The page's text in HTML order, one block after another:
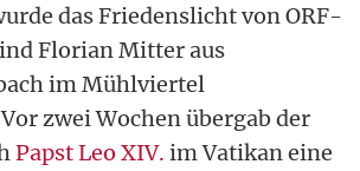
das Friedenslicht von ORF-
Florian Mitter aus
im Mühlviertel
zwei Wochen übergab der
Papst Leo XIV. im Vatikan eine